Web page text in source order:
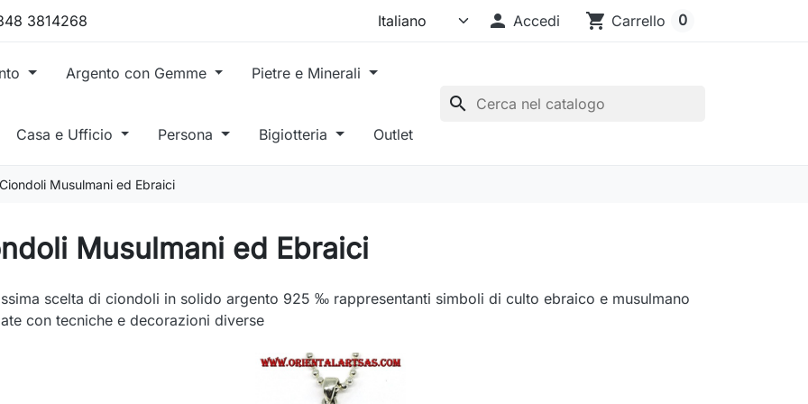
3814268  Accedi shopping_cart Carrello 0
Argento con Gemme Pietre e Minerali
Casa e Ufficio Persona Bigiotteria Outlet
search
Ciondoli Musulmani ed Ebraici
Musulmani ed Ebraici
scelta di ciondoli in solido argento 925 ‰ rappresentanti simboli di culto ebraico e musulmano
con tecniche e decorazioni diverse